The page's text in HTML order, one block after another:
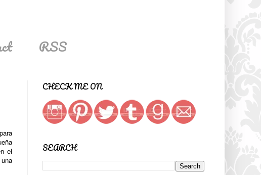
RSS
el
CHECK ME ON
SEARCH